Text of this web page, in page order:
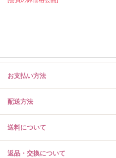
お支払い方法
配送方法
送料について
返品・交換について